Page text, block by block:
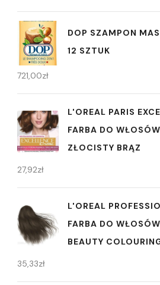
DOP SZAMPON
12 SZTUK
721,00zł
L'OREAL PARIS
FARBA DO
ZŁOCISTY BRĄZ
27,92zł
L'OREAL
FARBA DO
BEAUTY
35,33zł